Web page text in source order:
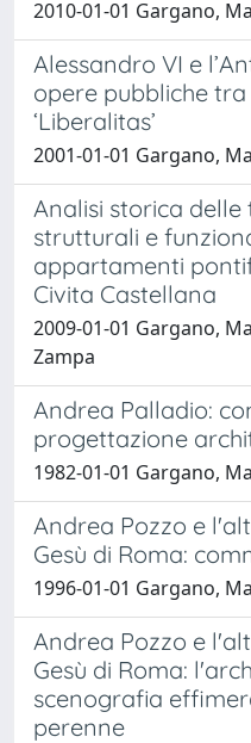
2010-01-01 Gargano,
Alessandro VI e
opere pubbliche tra
‘Liberalitas’
2001-01-01 Gargano,
Analisi storica
strutturali e
appartamenti
Civita Castellana
2009-01-01 Gargano,
Zampa
Andrea Palladio:
progettazione
1982-01-01 Gargano,
Andrea Pozzo e
Gesù di Roma:
1996-01-01 Gargano,
Andrea Pozzo e
Gesù di Roma:
scenografia
perenne